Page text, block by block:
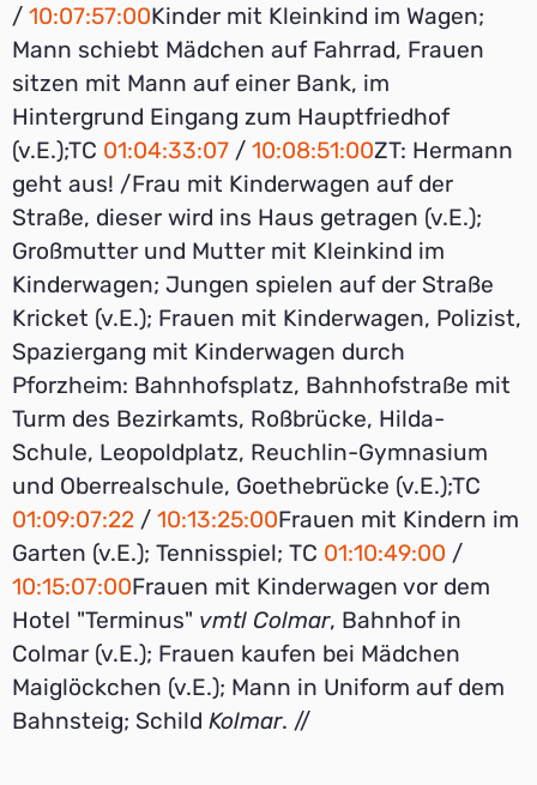
/ 10:07:57:00Kinder mit Kleinkind im Wagen;
Mann schiebt Mädchen auf Fahrrad, Frauen
sitzen mit Mann auf einer Bank, im
Hintergrund Eingang zum Hauptfriedhof
(v.E.);TC 01:04:33:07 / 10:08:51:00ZT: Hermann
geht aus! /Frau mit Kinderwagen auf der
Straße, dieser wird ins Haus getragen (v.E.);
Großmutter und Mutter mit Kleinkind im
Kinderwagen; Jungen spielen auf der Straße
Kricket (v.E.); Frauen mit Kinderwagen, Polizist,
Spaziergang mit Kinderwagen durch
Pforzheim: Bahnhofsplatz, Bahnhofstraße mit
Turm des Bezirkamts, Roßbrücke, Hilda-
Schule, Leopoldplatz, Reuchlin-Gymnasium
und Oberrealschule, Goethebrücke (v.E.);TC
01:09:07:22 / 10:13:25:00Frauen mit Kindern im
Garten (v.E.); Tennisspiel; TC 01:10:49:00 /
10:15:07:00Frauen mit Kinderwagen vor dem
Hotel "Terminus" vmtl Colmar, Bahnhof in
Colmar (v.E.); Frauen kaufen bei Mädchen
Maiglöckchen (v.E.); Mann in Uniform auf dem
Bahnsteig; Schild Kolmar. //